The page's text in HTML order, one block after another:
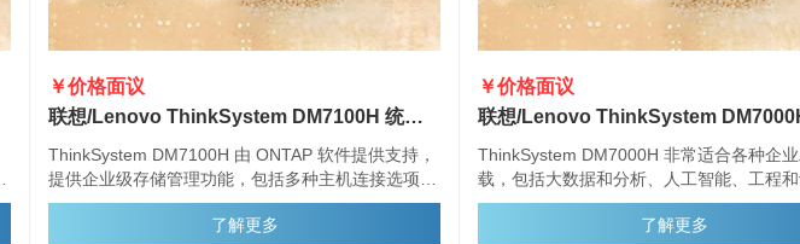
￥价格面议
联想/Lenovo ThinkSystem DM7100H 统一混合存储阵列
ThinkSystem DM7100H 由 ONTAP 软件提供支持，
提供企业级存储管理功能，包括多种主机连接选项、
灵活的驱动器配置和增强的数据管理功能。
了解更多
￥价格面议
ThinkSystem DM7000H 非常适合各种企
载，包括大数据和分析、人工智能、工程
合云以及其他存储 I/O 密集型应用程序。
了解更多